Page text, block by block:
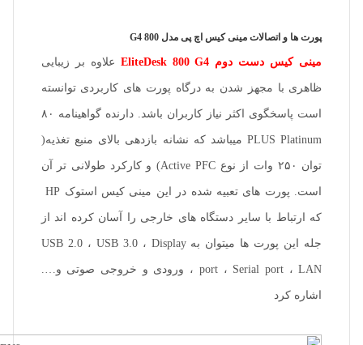
پورت ها و اتصالات مینی کیس اچ پی مدل 800 G4
مینی کیس دست دوم EliteDesk 800 G4 علاوه بر زیبایی
ظاهری با مجهز شدن به درگاه پورت های کاربردی توانسته
است پاسخگوی اکثر نیاز کاربران باشد. دارنده گواهینامه ۸۰
PLUS Platinum میباشد که نشانه بازدهی بالای منبع تغذیه(
توان ۲۵۰ وات از نوع Active PFC) و کارکرد طولانی تر آن
است. پورت های تعبیه شده در این مینی کیس استوک HP
که ارتباط با سایر دستگاه های خارجی را آسان کرده اند از
جله این پورت ها میتوان به USB 2.0 ، USB 3.0 ، Display
port ، Serial port ، LAN ، ورودی و خروجی صوتی و….
اشاره کرد